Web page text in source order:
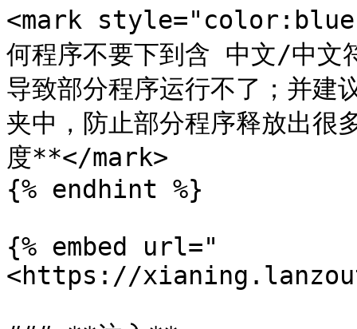
<mark
何程序不要下到含 中文/中文
导致部分程序运行不了；并建
夹中，防止部分程序释放出很
度**</mark>
{% endhint %}
{% embed url="
<https://